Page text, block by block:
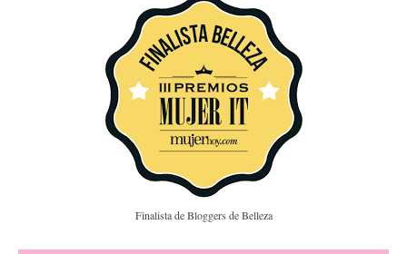
Finalista de Bloggers de Belleza